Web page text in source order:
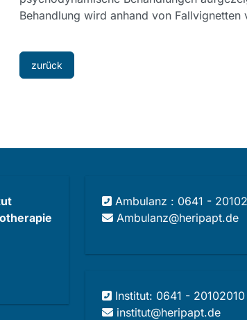
Behandlung wird anhand von Fallvignetten
zurück
Ambulanz : 0641 -
Ambulanz@heripapt.de
Institut: 0641 - 20102010
institut@heripapt.de